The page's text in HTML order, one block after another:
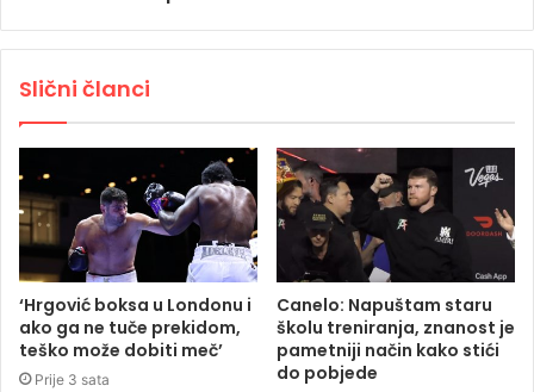
Slični članci
‘Hrgović boksa u Londonu i
ako ga ne tuče prekidom,
teško može dobiti meč’
Prije 3 sata
Canelo: Napuštam staru
školu treniranja, znanost je
pametniji način kako stići
do pobjede